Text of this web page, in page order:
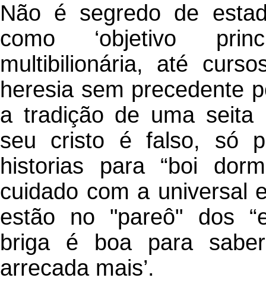
Não é segredo de
como ‘objetivo
multibilionária, até
heresia sem precedente
a tradição de uma seita
seu cristo é falso, só
historias para “boi
cuidado com a universal
estão no "pareô" dos
briga é boa para
arrecada mais’.